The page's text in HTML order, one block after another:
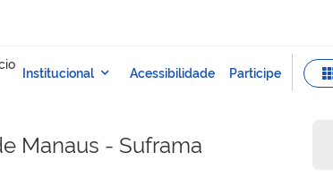
Manaus - Suframa